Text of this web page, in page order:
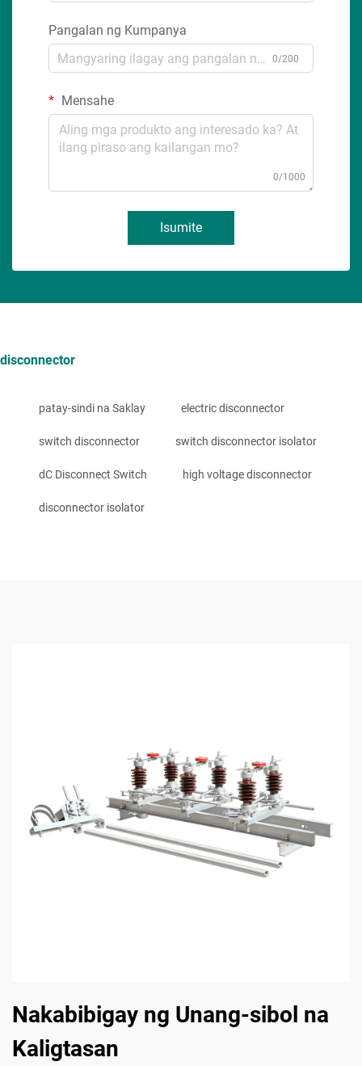
Pangalan ng Kumpanya
0/200
Mensahe
0/1000
Isumite
disconnector
patay-sindi na Saklay electric disconnector
switch disconnector switch disconnector isolator
dC Disconnect Switch high voltage disconnector
disconnector isolator
Nakabibigay ng Unang-sibol na
Kaligtasan